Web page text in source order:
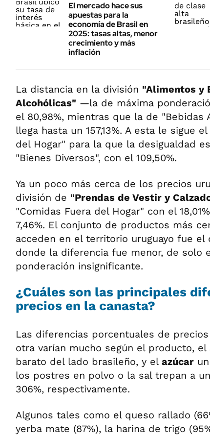
El mercado hace sus
apuestas para la
economía de Brasil en
2025: tasas altas, menor
crecimiento y más
inflación
La distancia en la división "Alimentos y
Alcohólicas" —la de máxima
el 80,98%, mientras que la de "Bebidas
llega hasta un 157,13%. A esta le sigue
del Hogar" para la que la desigualdad
"Bienes Diversos", con el 109,50%.
Ya un poco más cerca de los precios
división de "Prendas de Vestir y
"Comidas Fuera del Hogar" con el
7,46%. El conjunto de productos más
acceden en el territorio uruguayo fue el
donde la diferencia fue menor, de solo
ponderación insignificante.
¿Cuáles son las principales
precios en la canasta?
Las diferencias porcentuales de
otra varían mucho según el producto, el
barato del lado brasileño, y el azúcar
los postres en polvo o la sal trepan a
306%, respectivamente.
Algunos tales como el queso rallado
yerba mate (87%), la harina de trigo